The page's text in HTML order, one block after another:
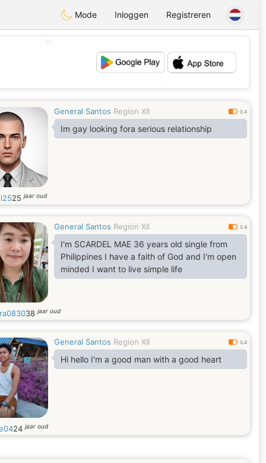
Mode Inloggen Registreren
General Santos Region XII 0.4
Im gay looking fora serious relationship
25jaar oud
General Santos Region XII 0.4
I'm SCARDEL MAE 36 years old single from
Philippines I have a faith of God and I'm open
minded I want to live simple life
38jaar oud
General Santos Region XII 0.4
Hi hello I'm a good man with a good heart
24jaar oud